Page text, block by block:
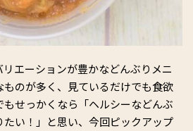
エーションが豊かなどんぶりメニ
のが多く、見ているだけでも食欲
せっかくなら「ヘルシーなどんぶ
たい！」と思い、今回ピックアップ